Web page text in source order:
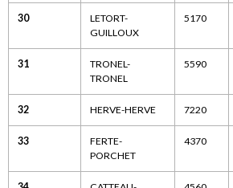
30
LETORT-
GUILLOUX
5170
31
TRONEL-
TRONEL
5590
32 HERVE-HERVE 7220
33
FERTE-
PORCHET
4370